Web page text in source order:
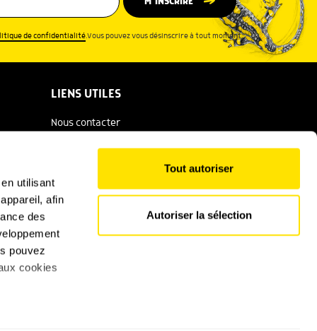
utilisant
afin
des
pouvez
cookies
Tout autoriser
Autoriser la sélection
de confidentialité.Vous pouvez vous désinscrire à tout moment.
LIENS UTILES
Nous contacter
Espace presse
Conditions générales d'utilisation
Politique de confidentialité